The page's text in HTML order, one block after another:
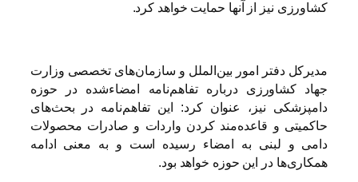
کشاورزی نیز از آنها حمایت خواهد کرد.
مدیرکل دفتر امور بین‌الملل و سازمان‌های تخصصی وزارت
جهاد کشاورزی درباره تفاهم‌نامه امضاءشده در حوزه
دامپزشکی نیز، عنوان کرد: این تفاهم‌نامه در بحث‌های
حاکمیتی و قاعده‌مند کردن واردات و صادرات محصولات
دامی و لبنی به امضاء رسیده است و به معنی ادامه
همکاری‌ها در این حوزه خواهد بود.